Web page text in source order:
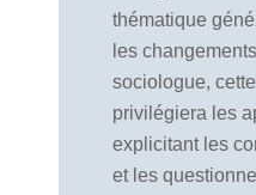
thématique
les
sociologue,
privilégiera les
explicitant les
et les